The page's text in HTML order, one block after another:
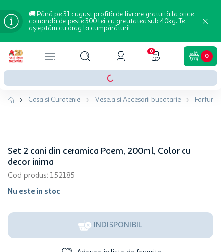
🚚 Până pe 31 august profită de livrare gratuită la orice
comandă de peste 300 lei, cu greutatea sub 40kg. Te
așteptăm cu drag la cumpărături!
0
0
Casa si Curatenie Vesela si Accesorii bucatarie Farfurii
Set 2 cani din ceramica Poem, 200ml, Color cu
decor inima
Cod produs: 152185
Nu este in stoc
INDISPONIBIL